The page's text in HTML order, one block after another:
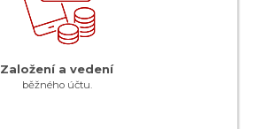
Založení a vedení
běžného účtu.